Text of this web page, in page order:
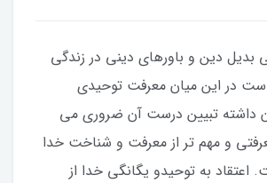
بدیل دین و باورهای دینی در زندگی
است در این میان معرفت توحیدی
داشته تبیین درست آن ضروری می
و مهم تر از معرفت و شناخت خدا
به توحیدو یگانگی خدا از